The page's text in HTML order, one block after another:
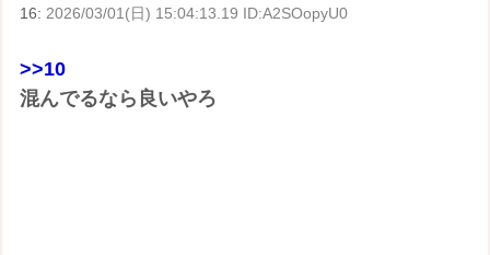
16: 2026/03/01(日) 15:04:13.19 ID:A2SOopyU0
>>10
混んでるなら良いやろ